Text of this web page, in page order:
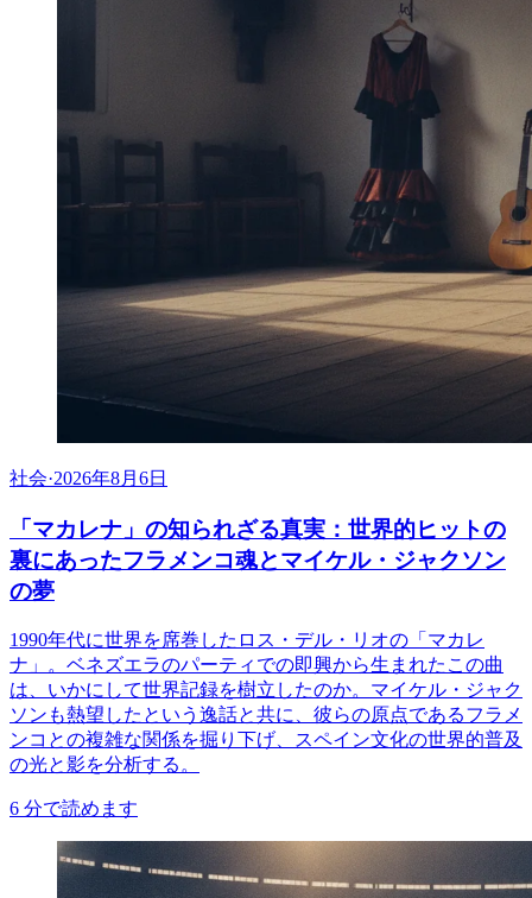
社会·2026年8月6日
「マカレナ」の知られざる真実：世界的ヒットの
裏にあったフラメンコ魂とマイケル・ジャクソン
の夢
1990年代に世界を席巻したロス・デル・リオの「マカレ
ナ」。ベネズエラのパーティでの即興から生まれたこの曲
は、いかにして世界記録を樹立したのか。マイケル・ジャク
ソンも熱望したという逸話と共に、彼らの原点であるフラメ
ンコとの複雑な関係を掘り下げ、スペイン文化の世界的普及
の光と影を分析する。
6 分で読めます